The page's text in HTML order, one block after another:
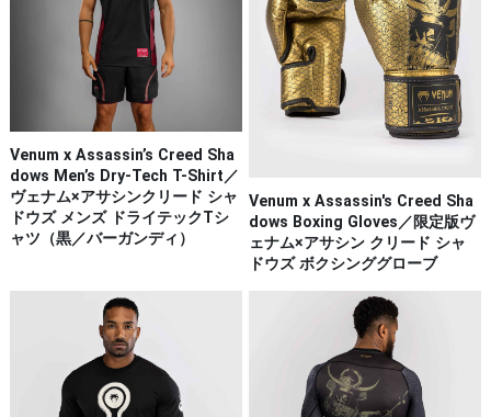
Venum x Assassin’s Creed Sha
dows Men’s Dry-Tech T-Shirt／
ヴェナム×アサシンクリード シャ
ドウズ メンズ ドライテックTシ
ャツ（黒／バーガンディ）
Venum x Assassin's Creed Sha
dows Boxing Gloves／限定版ヴ
ェナム×アサシン クリード シャ
ドウズ ボクシンググローブ